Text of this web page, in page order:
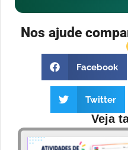
Nos ajude
Facebook
Twitter
Veja